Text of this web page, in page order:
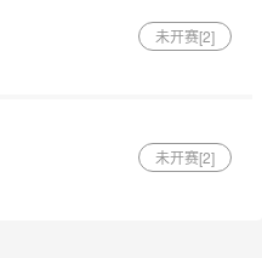
未开赛[2]
未开赛[2]